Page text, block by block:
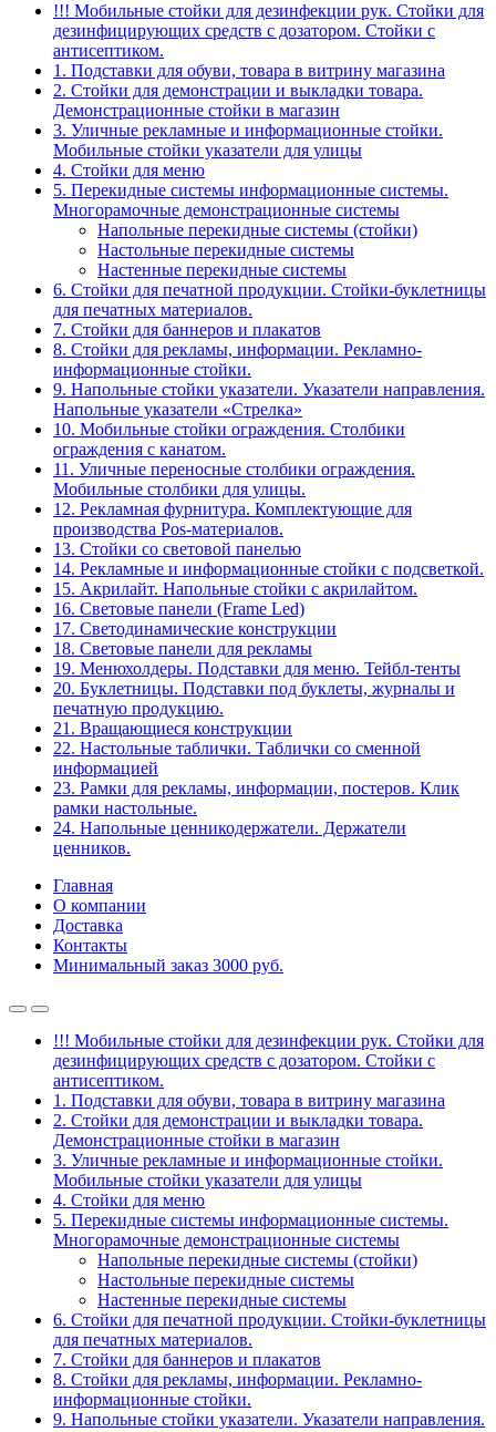
!!! Мобильные стойки для дезинфекции рук. Стойки для
дезинфицирующих средств с дозатором. Стойки с
антисептиком.
1. Подставки для обуви, товара в витрину магазина
2. Стойки для демонстрации и выкладки товара.
Демонстрационные стойки в магазин
3. Уличные рекламные и информационные стойки.
Мобильные стойки указатели для улицы
4. Стойки для меню
5. Перекидные системы информационные системы.
Многорамочные демонстрационные системы
Напольные перекидные системы (стойки)
Настольные перекидные системы
Настенные перекидные системы
6. Стойки для печатной продукции. Стойки-буклетницы
для печатных материалов.
7. Стойки для баннеров и плакатов
8. Стойки для рекламы, информации. Рекламно-
информационные стойки.
9. Напольные стойки указатели. Указатели направления.
Напольные указатели «Стрелка»
10. Мобильные стойки ограждения. Столбики
ограждения с канатом.
11. Уличные переносные столбики ограждения.
Мобильные столбики для улицы.
12. Рекламная фурнитура. Комплектующие для
производства Pos-материалов.
13. Стойки со световой панелью
14. Рекламные и информационные стойки с подсветкой.
15. Акрилайт. Напольные стойки с акрилайтом.
16. Световые панели (Frame Led)
17. Светодинамические конструкции
18. Световые панели для рекламы
19. Менюхолдеры. Подставки для меню. Тейбл-тенты
20. Буклетницы. Подставки под буклеты, журналы и
печатную продукцию.
21. Вращающиеся конструкции
22. Настольные таблички. Таблички со сменной
информацией
23. Рамки для рекламы, информации, постеров. Клик
рамки настольные.
24. Напольные ценникодержатели. Держатели
ценников.
Главная
О компании
Доставка
Контакты
Минимальный заказ 3000 руб.
!!! Мобильные стойки для дезинфекции рук. Стойки для
дезинфицирующих средств с дозатором. Стойки с
антисептиком.
1. Подставки для обуви, товара в витрину магазина
2. Стойки для демонстрации и выкладки товара.
Демонстрационные стойки в магазин
3. Уличные рекламные и информационные стойки.
Мобильные стойки указатели для улицы
4. Стойки для меню
5. Перекидные системы информационные системы.
Многорамочные демонстрационные системы
Напольные перекидные системы (стойки)
Настольные перекидные системы
Настенные перекидные системы
6. Стойки для печатной продукции. Стойки-буклетницы
для печатных материалов.
7. Стойки для баннеров и плакатов
8. Стойки для рекламы, информации. Рекламно-
информационные стойки.
9. Напольные стойки указатели. Указатели направления.